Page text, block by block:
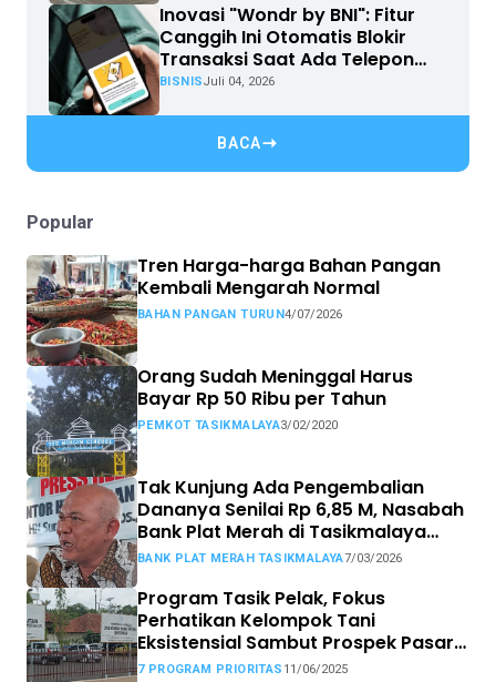
Inovasi "Wondr by BNI": Fitur
Canggih Ini Otomatis Blokir
Transaksi Saat Ada Telepon
Masuk
BISNISJuli 04, 2026
BACA
Popular
Tren Harga-harga Bahan Pangan
Kembali Mengarah Normal
BAHAN PANGAN TURUN4/07/2026
Orang Sudah Meninggal Harus
Bayar Rp 50 Ribu per Tahun
PEMKOT TASIKMALAYA3/02/2020
Tak Kunjung Ada Pengembalian
Dananya Senilai Rp 6,85 M, Nasabah
Bank Plat Merah di Tasikmalaya
Siap Tempuh Jalur Hukum.
BANK PLAT MERAH TASIKMALAYA7/03/2026
Program Tasik Pelak, Fokus
Perhatikan Kelompok Tani
Eksistensial Sambut Prospek Pasar
MBG
7 PROGRAM PRIORITAS 11/06/2025